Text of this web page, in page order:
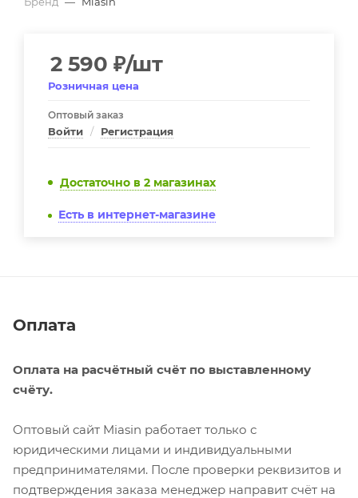
2 590 ₽/шт
Розничная цена
Оптовый заказ
Войти / Регистрация
Достаточно в 2 магазинах
Есть в интернет-магазине
Оплата
Оплата на расчётный счёт по выставленному
счёту.
Оптовый сайт Miasin работает только с
юридическими лицами и индивидуальными
предпринимателями. После проверки реквизитов и
подтверждения заказа менеджер направит счёт на